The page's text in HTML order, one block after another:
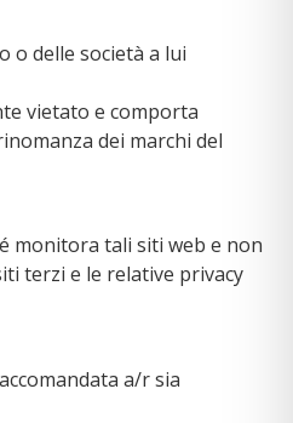
o delle società a lui
vietato e comporta
dei marchi del
monitora tali siti web e non
terzi e le relative privacy
a/r sia